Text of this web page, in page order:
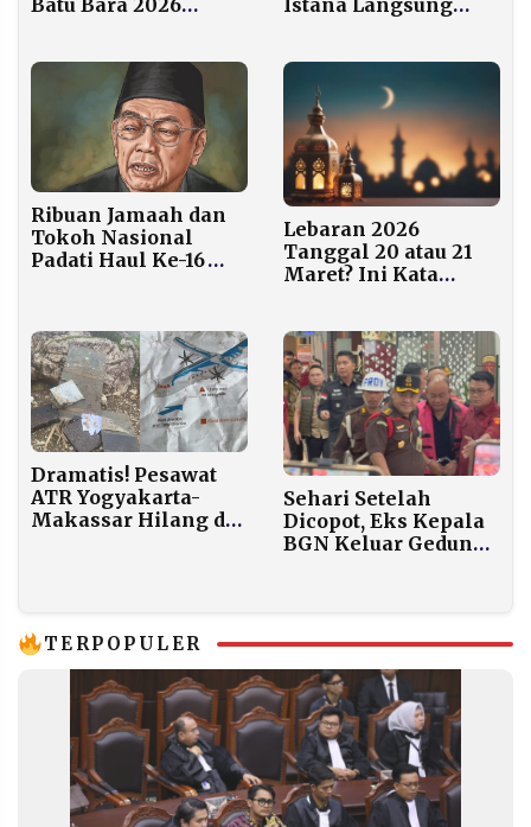
Ribuan Jamaah dan
Tokoh Nasional
Padati Haul Ke-16
Lebaran 2026
Tanggal 20 atau 21
Maret? Ini Kata
Dramatis! Pesawat
ATR Yogyakarta-
Makassar Hilang di
Sehari Setelah
Dicopot, Eks Kepala
BGN Keluar Gedung
TERPOPULER